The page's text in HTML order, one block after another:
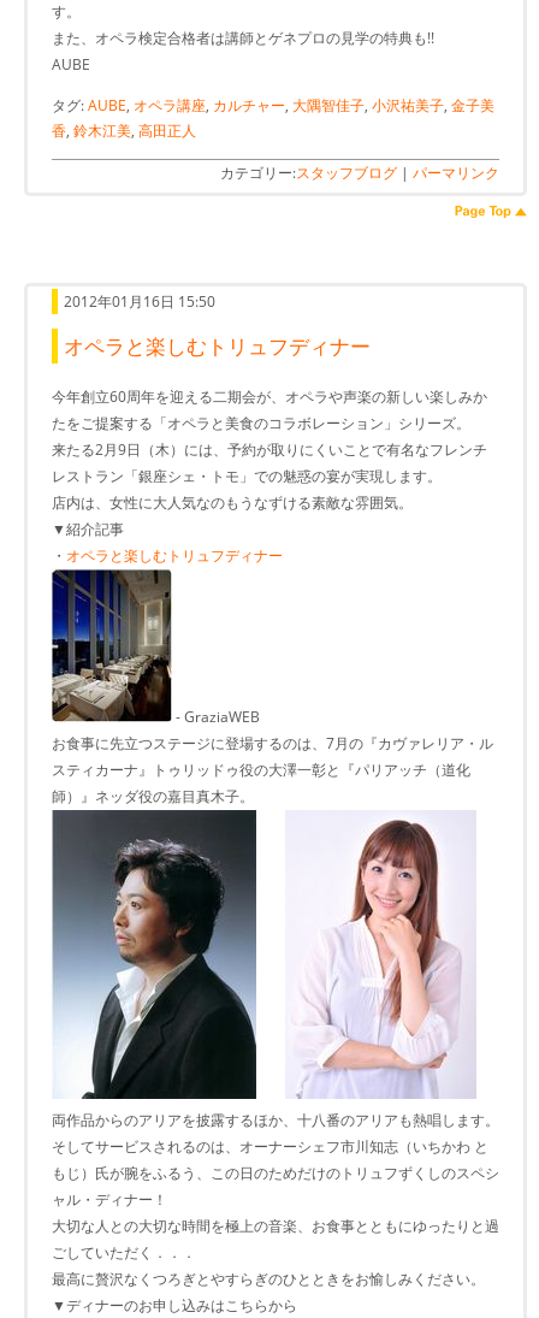
す。
また、オペラ検定合格者は講師とゲネプロの見学の特典も!!
AUBE
タグ:AUBE, オペラ講座, カルチャー, 大隅智佳子, 小沢祐美子, 金子美
香, 鈴木江美, 高田正人
カテゴリー:スタッフブログ | パーマリンク
2012年01月16日 15:50
オペラと楽しむトリュフディナー
今年創立60周年を迎える二期会が、オペラや声楽の新しい楽しみか
たをご提案する「オペラと美食のコラボレーション」シリーズ。
来たる2月9日（木）には、予約が取りにくいことで有名なフレンチ
レストラン「銀座シェ・トモ」での魅惑の宴が実現します。
店内は、女性に大人気なのもうなずける素敵な雰囲気。
▼紹介記事
・ オペラと楽しむトリュフディナー
- GraziaWEB
お食事に先立つステージに登場するのは、7月の『カヴァレリア・ル
スティカーナ』トゥリッドゥ役の大澤一彰と『パリアッチ（道化
師）』ネッダ役の嘉目真木子。
両作品からのアリアを披露するほか、十八番のアリアも熱唱します。
そしてサービスされるのは、オーナーシェフ市川知志（いちかわ と
もじ）氏が腕をふるう、この日のためだけのトリュフずくしのスペシ
ャル・ディナー！
大切な人との大切な時間を極上の音楽、お食事とともにゆったりと過
ごしていただく．．．
最高に贅沢なくつろぎとやすらぎのひとときをお愉しみください。
▼ディナーのお申し込みはこちらから